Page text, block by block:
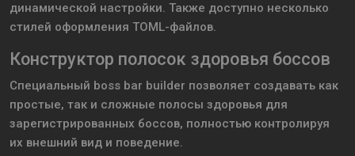
динамической настройки. Также доступно несколько
стилей оформления TOML-файлов.
Конструктор полосок здоровья боссов
Специальный boss bar builder позволяет создавать как
простые, так и сложные полосы здоровья для
зарегистрированных боссов, полностью контролируя
их внешний вид и поведение.